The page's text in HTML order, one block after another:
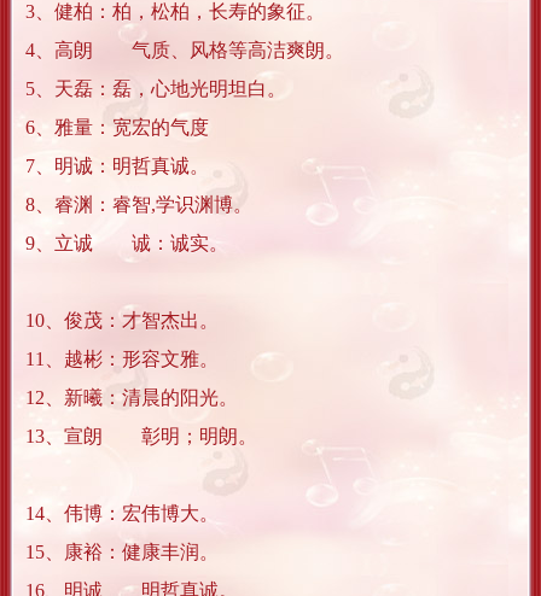
3、健柏：柏，松柏，长寿的象征。
4、高朗 气质、风格等高洁爽朗。
5、天磊：磊，心地光明坦白。
6、雅量：宽宏的气度
7、明诚：明哲真诚。
8、睿渊：睿智,学识渊博。
9、立诚 诚：诚实。
10、俊茂：才智杰出。
11、越彬：形容文雅。
12、新曦：清晨的阳光。
13、宣朗 彰明；明朗。
14、伟博：宏伟博大。
15、康裕：健康丰润。
16、明诚 明哲真诚。